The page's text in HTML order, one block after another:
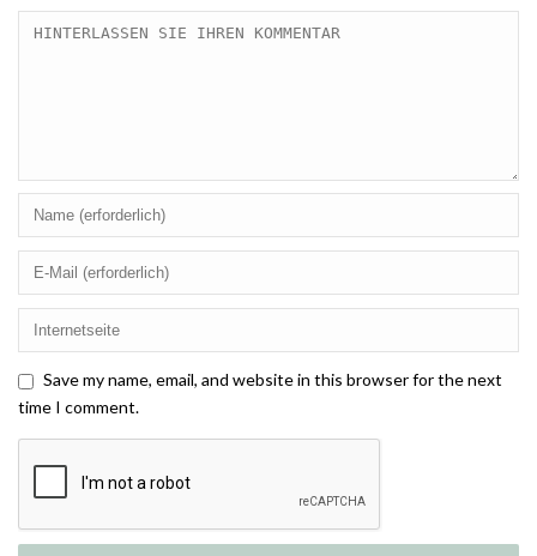
Save my name, email, and website in this browser for the next
time I comment.